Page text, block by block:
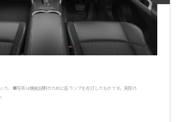
ク。 ■写真は機能説明のために各ランプを点灯したものです。実際の